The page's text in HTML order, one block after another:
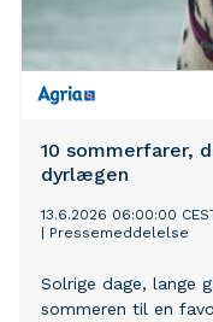
10 sommerfarer,
dyrlægen
13.6.2026 06:00:00
Pressemeddelelse
Solrige dage, lange
sommeren til en